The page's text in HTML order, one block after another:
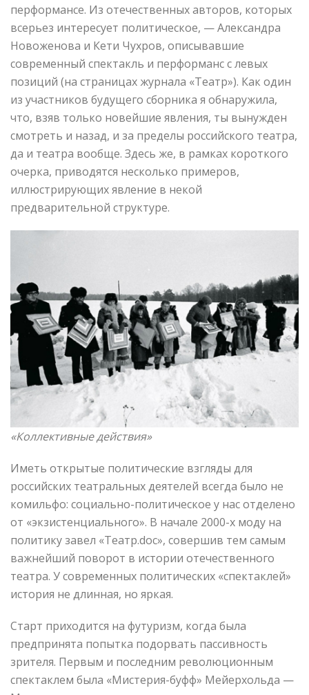
перформансе. Из отечественных авторов, которых
всерьез интересует политическое, — Александра
Новоженова и Кети Чухров, описывавшие
современный спектакль и перформанс с левых
позиций (на страницах журнала «Театр»). Как один
из участников будущего сборника я обнаружила,
что, взяв только новейшие явления, ты вынужден
смотреть и назад, и за пределы российского театра,
да и театра вообще. Здесь же, в рамках короткого
очерка, приводятся несколько примеров,
иллюстрирующих явление в некой
предварительной структуре.
«Коллективные действия»
Иметь открытые политические взгляды для
российских театральных деятелей всегда было не
комильфо: социально-политическое у нас отделено
от «экзистенциального». В начале 2000-х моду на
политику завел «Театр.doc», совершив тем самым
важнейший поворот в истории отечественного
театра. У современных политических «спектаклей»
история не длинная, но яркая.
Старт приходится на футуризм, когда была
предпринята попытка подорвать пассивность
зрителя. Первым и последним революционным
спектаклем была «Мистерия-буфф» Мейерхольда —